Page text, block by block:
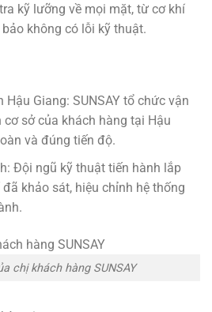
kỹ lưỡng về mọi mặt, từ cơ khí
không có lỗi kỹ thuật.
Hậu Giang: SUNSAY tổ chức vận
sở của khách hàng tại Hậu
và đúng tiến độ.
Đội ngũ kỹ thuật tiến hành lắp
khảo sát, hiệu chỉnh hệ thống
chị khách hàng SUNSAY